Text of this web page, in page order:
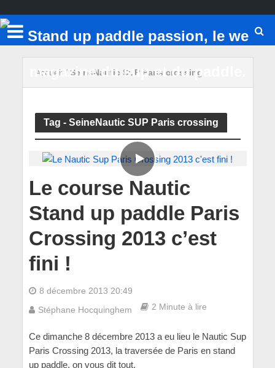
Accueil/ SeineNautic SUP Paris crossing
Tag - SeineNautic SUP Paris crossing
Le course Nautic
Stand up paddle Paris
Crossing 2013 c’est
fini !
8 décembre 2013 20:49
Stéphane Hocquinghem
2 Minute à lire
Ce dimanche 8 décembre 2013 a eu lieu le Nautic Sup
Paris Crossing 2013, la traversée de Paris en stand
up paddle, on vous dit tout.